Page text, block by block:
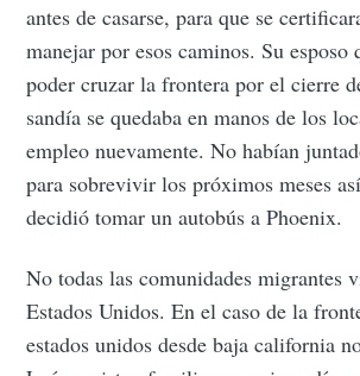
antes de casarse, para que se
manejar por esos caminos. Su esposo
poder cruzar la frontera por el cierre
sandía se quedaba en manos de los
empleo nuevamente. No habían
para sobrevivir los próximos meses
decidió tomar un autobús a Phoenix.
No todas las comunidades migrantes
Estados Unidos. En el caso de la
estados unidos desde baja california